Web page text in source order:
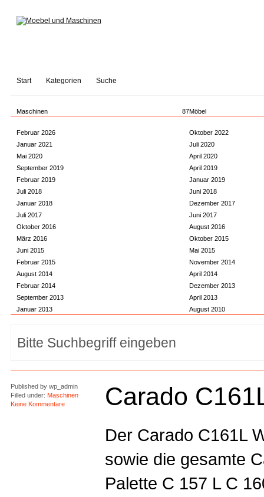
Start Kategorien Suche
Maschinen 87Möbel
Februar 2026
Oktober 2022
Januar 2021
Juli 2020
Mai 2020
April 2020
September 2019
April 2019
Februar 2019
Januar 2019
Juli 2018
Juni 2018
Januar 2018
Dezember 2017
Juli 2017
Juni 2017
Oktober 2016
August 2016
März 2016
Oktober 2015
Juni 2015
Mai 2015
Februar 2015
November 2014
August 2014
April 2014
Februar 2014
Dezember 2013
September 2013
April 2013
Januar 2013
August 2010
Published bywp_admin
Filled under: Maschinen
Keine Kommentare
Carado
Der Carado C161L
sowie die gesamte
Palette C 157 L C